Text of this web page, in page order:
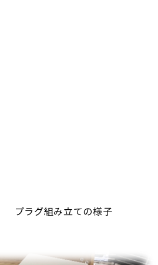
プラグ組み立ての様子